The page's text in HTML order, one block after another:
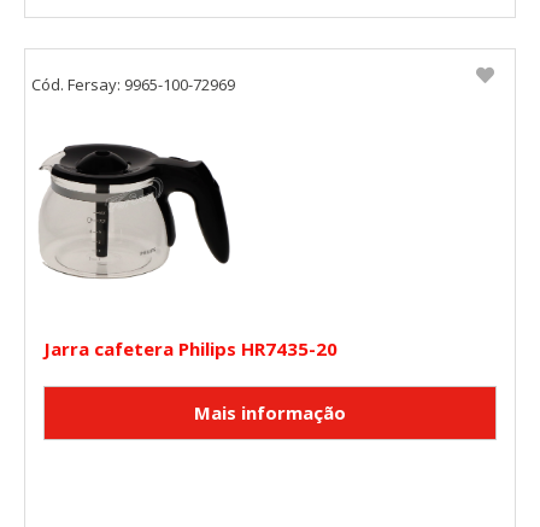
Jarra cafetera Philips HR7435-20
Cód. Fersay: 9965-100-72969